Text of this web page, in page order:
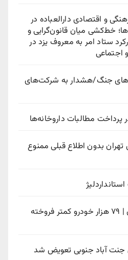
و اقتصادی دارالعباده در
خط‌کشی میان قانون‌گرایی و
ستاد امر به معروف یزد در
اجتماعی
جنگ/هشدار به شرکت‌های
پرداخت مطالبات داروخانه‌ها
بدون اطلاع قبلی ممنوع
سقوط فروش خودروسازان | ۷۹ هزار خودرو کمتر فروخته